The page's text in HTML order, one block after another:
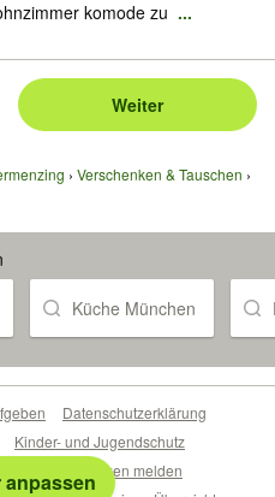
komode zu ...
Weiter
Verschenken & Tauschen
Küche München
anpassen
Datenschutzerklärung
Kinder- und Jugendschutz
Sicherheitslücken melden